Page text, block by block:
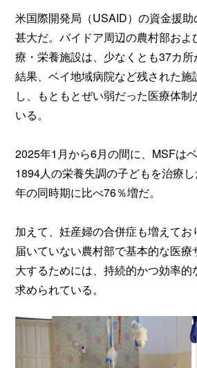
米国際開発局（USAID）の資金援
甚大だ。バイドア周辺の農村部およ
療・栄養施設は、少なくとも37カ
結果、ベイ地域病院など残された施
し、もともとぜい弱だった医療体制
いる。
2025年1月から6月の間に、MSFは
1894人の栄養失調の子どもを治療
年の同時期に比べ76％増だ。
加えて、妊産婦の合併症も増えてお
届いていない農村部で基本的な医
大するためには、持続的かつ効率的
求められている。